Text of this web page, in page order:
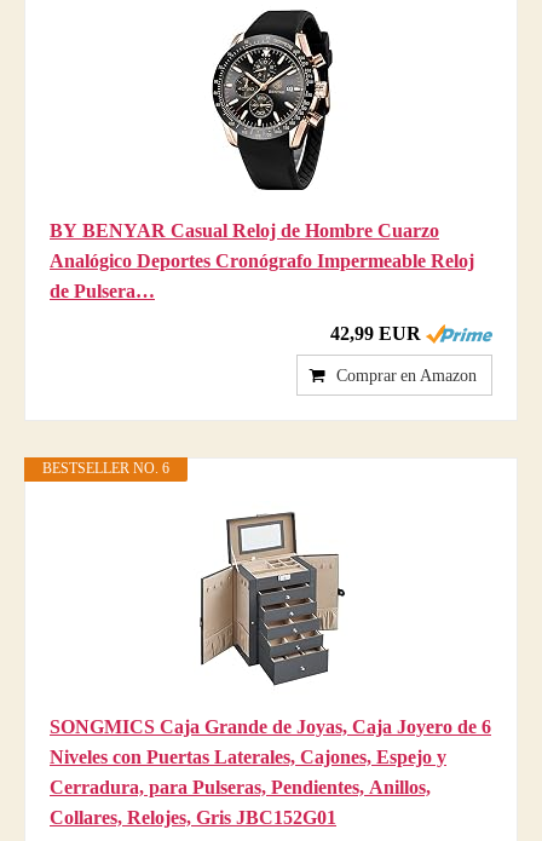
BY BENYAR Casual Reloj de Hombre Cuarzo
Analógico Deportes Cronógrafo Impermeable Reloj
de Pulsera…
42,99 EUR
Comprar en Amazon
BESTSELLER NO. 6
SONGMICS Caja Grande de Joyas, Caja Joyero de 6
Niveles con Puertas Laterales, Cajones, Espejo y
Cerradura, para Pulseras, Pendientes, Anillos,
Collares, Relojes, Gris JBC152G01